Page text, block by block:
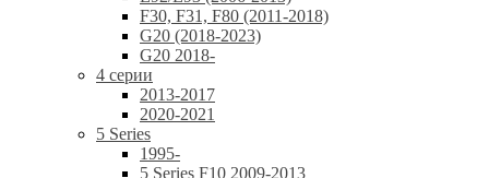
F30, F31, F80 (2011-2018)
G20 (2018-2023)
G20 2018-
4 серии
2013-2017
2020-2021
5 Series
1995-
5 Series F10 2009-2013